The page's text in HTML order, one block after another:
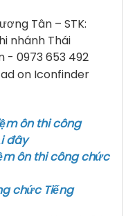
Tân – STK:
nhánh Thái
- 0973 653 492
ôn thi công
đây
ôn thi công chức
chức Tiếng